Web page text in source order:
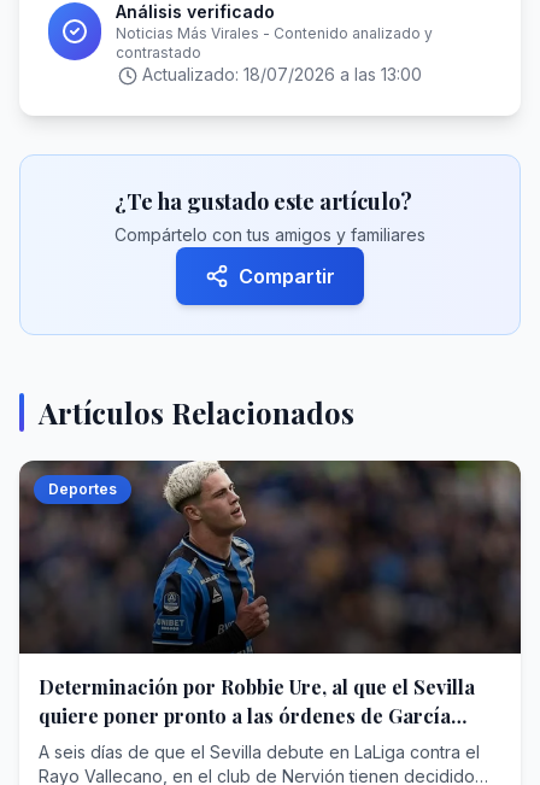
Análisis verificado
Noticias Más Virales - Contenido analizado y
contrastado
Actualizado: 18/07/2026 a las 13:00
¿Te ha gustado este artículo?
Compártelo con tus amigos y familiares
Compartir
Artículos Relacionados
Deportes
Determinación por Robbie Ure, al que el Sevilla
quiere poner pronto a las órdenes de García
Plaza pese a las dificultades
A seis días de que el Sevilla debute en LaLiga contra el
Rayo Vallecano, en el club de Nervión tienen decidido